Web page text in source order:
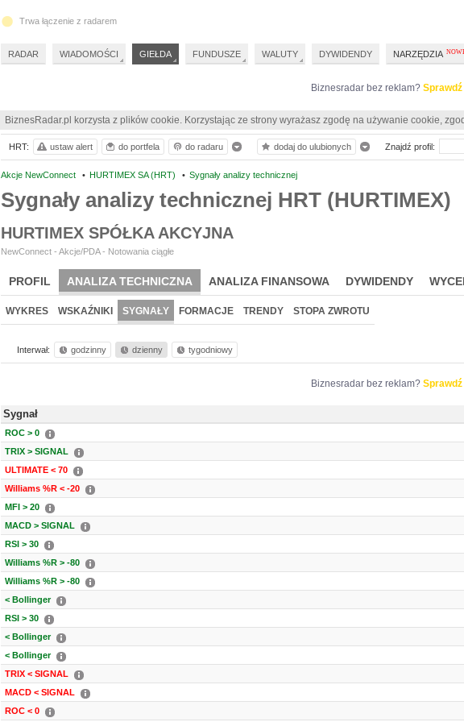
Biznesradar bez reklam?
BiznesRadar.pl korzysta z plików cookie. Korzystając ze strony wyrażasz zgodę na używanie cookie,
Akcje NewConnect • HURTIMEX SA (HRT) • Sygnały analizy technicznej
Sygnały analizy technicznej HRT (HURTIMEX)
HURTIMEX SPÓŁKA AKCYJNA
NewConnect - Akcje/PDA - Notowania ciągłe
PROFIL ANALIZA TECHNICZNA ANALIZA FINANSOWA DYWIDENDY
WYKRES WSKAŹNIKI SYGNAŁY FORMACJE TRENDY STOPA ZWROTU
Interwał: godzinny dzienny tygodniowy
Biznesradar bez reklam?
Sygnał
ROC > 0
TRIX > SIGNAL
ULTIMATE < 70
Williams %R < -20
MFI > 20
MACD > SIGNAL
RSI > 30
Williams %R > -80
Williams %R > -80
< Bollinger
RSI > 30
< Bollinger
< Bollinger
TRIX < SIGNAL
MACD < SIGNAL
ROC < 0
HRT: ustaw alert do portfela do radaru dodaj do ulubionych Znajdź profil:
5
Trwa łączenie z radarem
RADAR WIADOMOŚCI GIEŁDA FUNDUSZE WALUTY DYWIDENDY NARZĘDZIA